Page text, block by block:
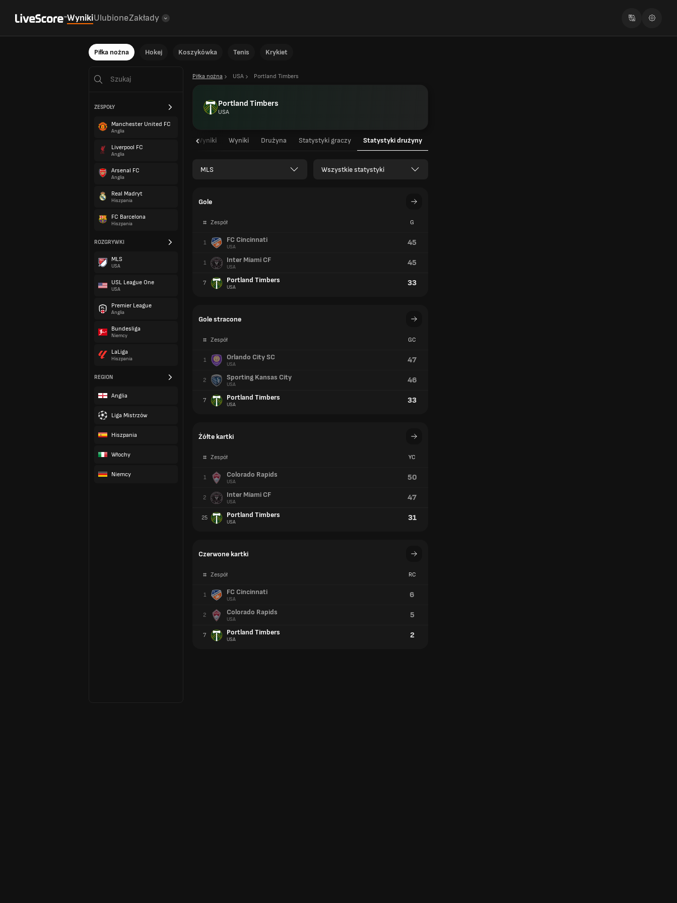
WynikiUlubioneZakłady
Piłka nożna Hokej Koszykówka Tenis Krykiet
ZESPOŁY
Manchester United FC
Anglia
Liverpool FC
Anglia
Arsenal FC
Anglia
Real Madryt
Hiszpania
FC Barcelona
Hiszpania
ROZGRYWKI
MLS
USA
USL League One
USA
Premier League
Anglia
Bundesliga
Niemcy
LaLiga
Hiszpania
REGION
Anglia
Liga Mistrzów
Hiszpania
Włochy
Niemcy
Piłka nożna USA Portland Timbers
Portland Timbers
USA
Wyniki Wyniki Drużyna Statystyki graczy Statystyki drużyny
MLS Wszystkie statystyki
Gole
# Zespół G
1 FC Cincinnati
USA 45
1 Inter Miami CF
USA 45
7 Portland Timbers
USA 33
Gole stracone
# Zespół GC
1 Orlando City SC
USA 47
2 Sporting Kansas City
USA 46
7 Portland Timbers
USA 33
Żółte kartki
# Zespół YC
1 Colorado Rapids
USA 50
2 Inter Miami CF
USA 47
25 Portland Timbers
USA 31
Czerwone kartki
# Zespół RC
1 FC Cincinnati
USA 6
2 Colorado Rapids
USA 5
7 Portland Timbers
USA 2